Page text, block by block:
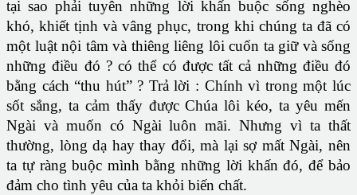
tại sao phải tuyên những lời khấn buộc sống nghèo
khó, khiết tịnh và vâng phục, trong khi chúng ta đã có
một luật nội tâm và thiêng liêng lôi cuốn ta giữ và sống
những điều đó ? có thể có được tất cả những điều đó
bằng cách “thu hút” ? Trả lời : Chính vì trong một lúc
sốt sắng, ta cảm thấy được Chúa lôi kéo, ta yêu mến
Ngài và muốn có Ngài luôn mãi. Nhưng vì ta thất
thường, lòng dạ hay thay đổi, mà lại sợ mất Ngài, nên
ta tự ràng buộc mình bằng những lời khấn đó, để bảo
đảm cho tình yêu của ta khỏi biến chất.